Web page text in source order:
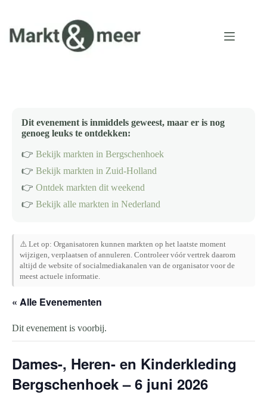
inhoud
Dit evenement is inmiddels geweest, maar er is nog
genoeg leuks te ontdekken:
👉 Bekijk markten in Bergschenhoek
👉 Bekijk markten in Zuid-Holland
👉 Ontdek markten dit weekend
👉 Bekijk alle markten in Nederland
⚠️ Let op: Organisatoren kunnen markten op het laatste moment
wijzigen, verplaatsen of annuleren. Controleer vóór vertrek daarom
altijd de website of socialmediakanalen van de organisator voor de
meest actuele informatie.
« Alle Evenementen
Dit evenement is voorbij.
Dames-, Heren- en Kinderkleding
Bergschenhoek – 6 juni 2026